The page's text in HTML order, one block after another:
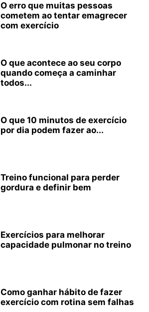
O erro que muitas pessoas
cometem ao tentar emagrecer
com exercício
O que acontece ao seu corpo
quando começa a caminhar
todos...
O que 10 minutos de exercício
por dia podem fazer ao...
Treino funcional para perder
gordura e definir bem
Exercícios para melhorar
capacidade pulmonar no treino
Como ganhar hábito de fazer
exercício com rotina sem falhas